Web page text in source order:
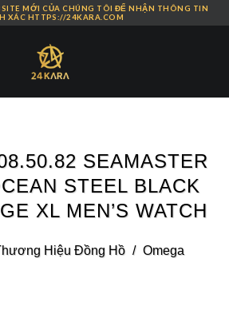
MỚI CỦA CHÚNG TÔI ĐỂ NHẬN THÔNG TIN
XÁC HTTPS://24KARA.COM
SEAMASTER
STEEL BLACK
XL MEN’S WATCH
Hiệu Đồng Hồ / Omega